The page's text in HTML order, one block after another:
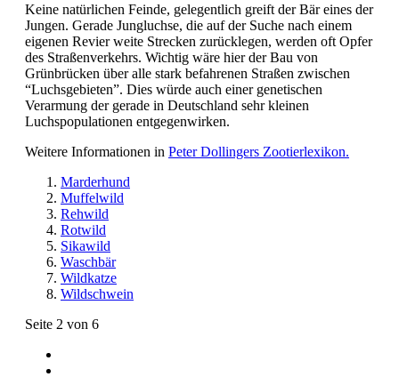
Keine natürlichen Feinde, gelegentlich greift der Bär eines der
Jungen. Gerade Jungluchse, die auf der Suche nach einem
eigenen Revier weite Strecken zurücklegen, werden oft Opfer
des Straßenverkehrs. Wichtig wäre hier der Bau von
Grünbrücken über alle stark befahrenen Straßen zwischen
“Luchsgebieten”. Dies würde auch einer genetischen
Verarmung der gerade in Deutschland sehr kleinen
Luchspopulationen entgegenwirken.
Weitere Informationen in Peter Dollingers Zootierlexikon.
Marderhund
Muffelwild
Rehwild
Rotwild
Sikawild
Waschbär
Wildkatze
Wildschwein
Seite 2 von 6